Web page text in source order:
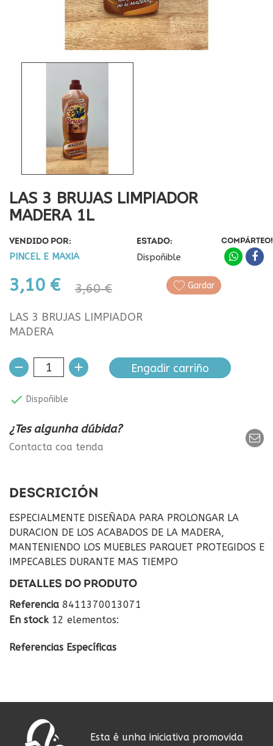
LAS 3 BRUJAS LIMPIADOR
MADERA 1L
VENDIDO POR:
PINCEL E MAXIA
ESTADO:
Dispoñible
3,10 € 3,60 €
COMPÁRTEO!
Gardar
LAS 3 BRUJAS LIMPIADOR
MADERA
Engadir carriño
 Dispoñible
¿Tes algunha dúbida?
Contacta coa tenda
DESCRICIÓN
ESPECIALMENTE DISEÑADA PARA PROLONGAR LA
DURACION DE LOS ACABADOS DE LA MADERA,
MANTENIENDO LOS MUEBLES PARQUET PROTEGIDOS E
IMPECABLES DURANTE MAS TIEMPO
DETALLES DO PRODUTO
Referencia 8411370013071
En stock 12 elementos:
Referencias Específicas
Esta é unha iniciativa promovida